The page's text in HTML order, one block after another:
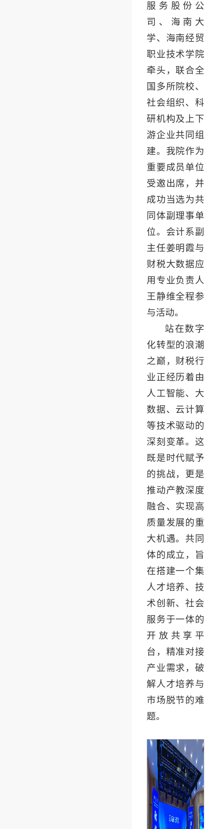
服务股份公
司、海南大
学、海南经贸
职业技术学院
牵头，联合全
国多所院校、
社会组织、科
研机构及上下
游企业共同组
建。我院作为
重要成员单位
受邀出席，并
成功当选为共
同体副理事单
位。会计系副
主任姜明霞与
财税大数据应
用专业负责人
王静维全程参
与活动。
站在数字
化转型的浪潮
之巅，财税行
业正经历着由
人工智能、大
数据、云计算
等技术驱动的
深刻变革。这
既是时代赋予
的挑战，更是
推动产教深度
融合、实现高
质量发展的重
大机遇。共同
体的成立，旨
在搭建一个集
人才培养、技
术创新、社会
服务于一体的
开放共享平
台，精准对接
产业需求，破
解人才培养与
市场脱节的难
题。